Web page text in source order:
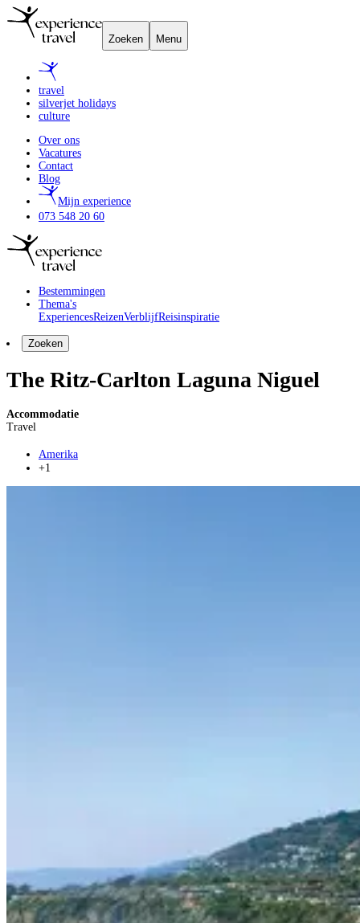
Zoeken Menu
travel
silverjet holidays
culture
Over ons
Vacatures
Contact
Blog
Mijn experience
073 548 20 60
Bestemmingen
Thema's
ExperiencesReizenVerblijfReisinspiratie
Zoeken
The Ritz-Carlton Laguna Niguel
Accommodatie
Travel
Amerika
+1